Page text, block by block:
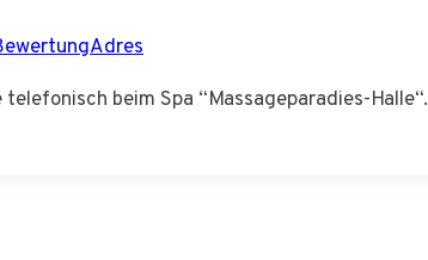
beim Spa “Massageparadies-Halle“.